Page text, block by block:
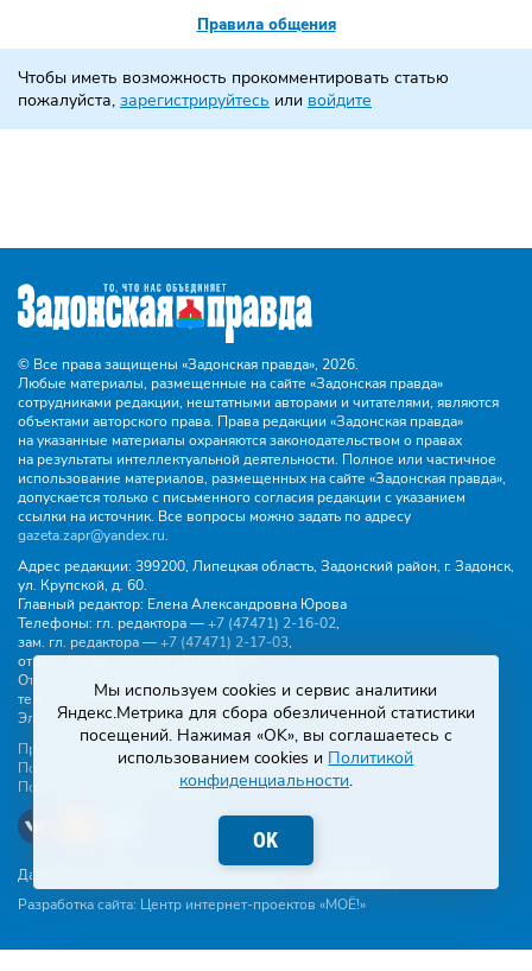
Правила общения
Чтобы иметь возможность прокомментировать статью
пожалуйста, зарегистрируйтесь или войдите
© Все права защищены «Задонская правда», 2026.
Любые материалы, размещенные на сайте «Задонская правда»
сотрудниками редакции, нештатными авторами и читателями, являются
объектами авторского права. Права редакции «Задонская правда»
на указанные материалы охраняются законодательством о правах
на результаты интеллектуальной деятельности. Полное или частичное
использование материалов, размещенных на сайте «Задонская правда»,
допускается только с письменного согласия редакции с указанием
ссылки на источник. Все вопросы можно задать по адресу
gazeta.zapr@yandex.ru.
Адрес редакции: 399200, Липецкая область, Задонский район, г. Задонск,
ул. Крупской, д. 60.
Главный редактор: Елена Александровна Юрова
Телефоны: гл. редактора —+7 (47471) 2‑16‑02,
зам. гл. редактора —+7 (47471) 2‑17‑03,
отдела писем —+7 (47471) 2‑11‑95.
Отдел рекламы и объявлений:
тел.
+7 (47471) 2‑43‑88, эл. почта -buh.gzp@yandex.ru
Эл. почта:gazeta.zapr@yandex.ru
Правила общения
Политика конфиденциальности
Пользовательское соглашение
Данные погоды предоставляются сервисом
Разработка сайта: Центр интернет-проектов «МОЁ!»
Мы используем cookies и сервис аналитики
Яндекс.Метрика для сбора обезличенной статистики
посещений. Нажимая «OK», вы соглашаетесь с
использованием cookies и Политикой
конфиденциальности.
OK